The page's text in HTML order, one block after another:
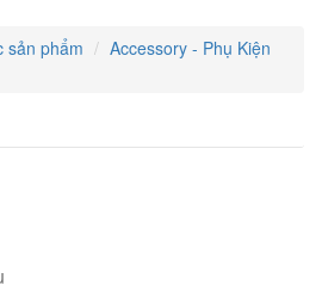
sản phẩm
Accessory - Phụ Kiện